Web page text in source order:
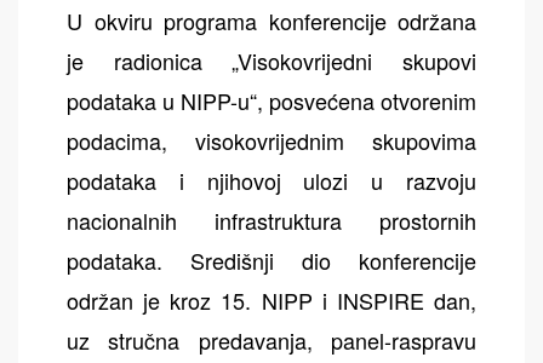
U okviru programa konferencije održana
je radionica „Visokovrijedni skupovi
podataka u NIPP-u“, posvećena otvorenim
podacima, visokovrijednim skupovima
podataka i njihovoj ulozi u razvoju
nacionalnih infrastruktura prostornih
podataka. Središnji dio konferencije
održan je kroz 15. NIPP i INSPIRE dan,
uz stručna predavanja, panel-raspravu